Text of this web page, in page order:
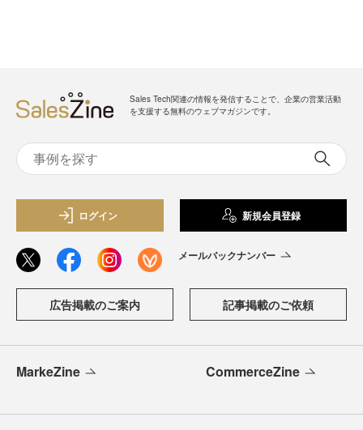
Sales Tech関連の情報を発信することで、企業の営業活動
を支援する無料のウェブマガジンです。
ログイン 新規会員登録
メールバックナンバー
広告掲載のご案内 記事掲載のご依頼
MarkeZine CommerceZine